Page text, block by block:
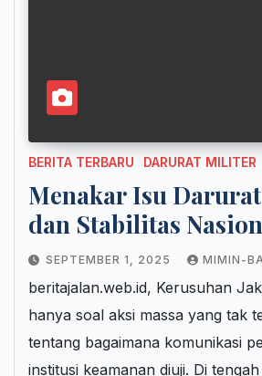
BERITA TERBARU DARURAT MILITER
Menakar Isu
dan Stabilitas
SEPTEMBER 1, 2025 MIMIN-
beritajalan.web.id, Kerusuhan
hanya soal aksi massa yang tak
tentang bagaimana komunikasi
institusi keamanan diuji. Di